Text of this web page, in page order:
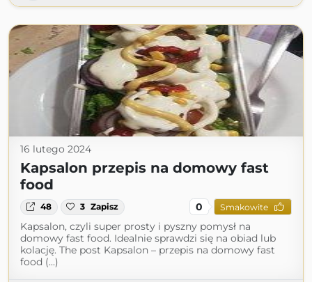
16 lutego 2024
Kapsalon przepis na domowy fast
food
48 3 Zapisz 0 Smakowite
Kapsalon, czyli super prosty i pyszny pomysł na
domowy fast food. Idealnie sprawdzi się na obiad lub
kolację. The post Kapsalon – przepis na domowy fast
food (...)